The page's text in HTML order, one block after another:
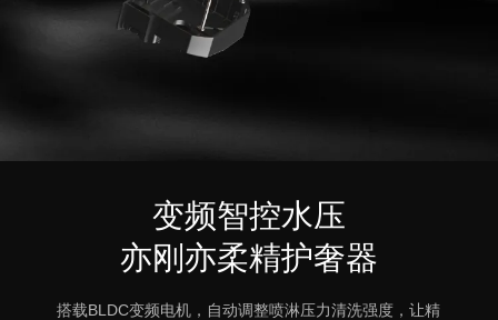
变频智控水压
亦刚亦柔精护奢器
搭载BLDC变频电机，自动调整喷淋压力清洗强度，让精